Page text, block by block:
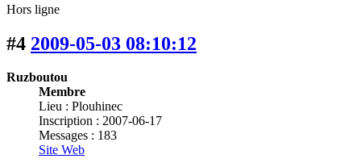
Hors ligne
#4 2009-05-03 08:10:12
Ruzboutou
Membre
Lieu : Plouhinec
Inscription : 2007-06-17
Messages : 183
Site Web